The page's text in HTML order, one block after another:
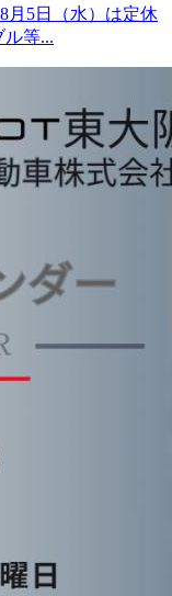
月5日（水）は定休
等...